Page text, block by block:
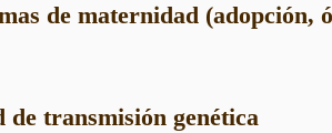
de maternidad (adopción,
transmisión genética